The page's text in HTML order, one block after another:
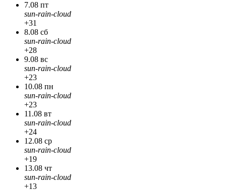
7.08 пт
sun-rain-cloud
+31
8.08 сб
sun-rain-cloud
+28
9.08 вс
sun-rain-cloud
+23
10.08 пн
sun-rain-cloud
+23
11.08 вт
sun-rain-cloud
+24
12.08 ср
sun-rain-cloud
+19
13.08 чт
sun-rain-cloud
+13